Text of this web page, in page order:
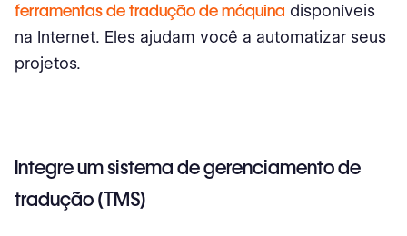
ferramentas de tradução de máquina disponíveis
na Internet. Eles ajudam você a automatizar seus
projetos.
Integre um sistema de gerenciamento de
tradução (TMS)